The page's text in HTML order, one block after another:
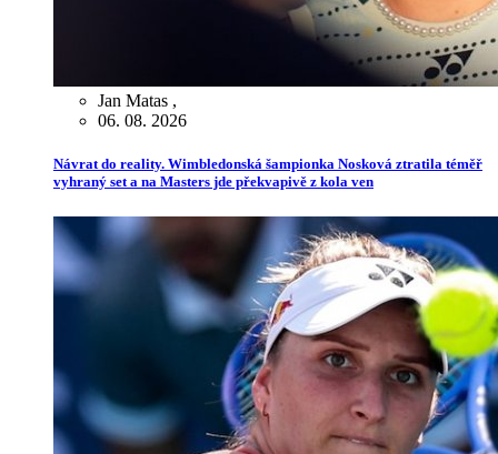
Jan Matas ,
06. 08. 2026
Návrat do reality. Wimbledonská šampionka Nosková ztratila téměř
vyhraný set a na Masters jde překvapivě z kola ven